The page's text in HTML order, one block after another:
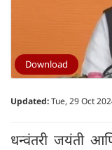
Download
Updated:Tue, 29 Oct
धन्वंतरी जयंती